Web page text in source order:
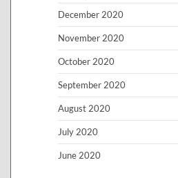
December 2020
November 2020
October 2020
September 2020
August 2020
July 2020
June 2020